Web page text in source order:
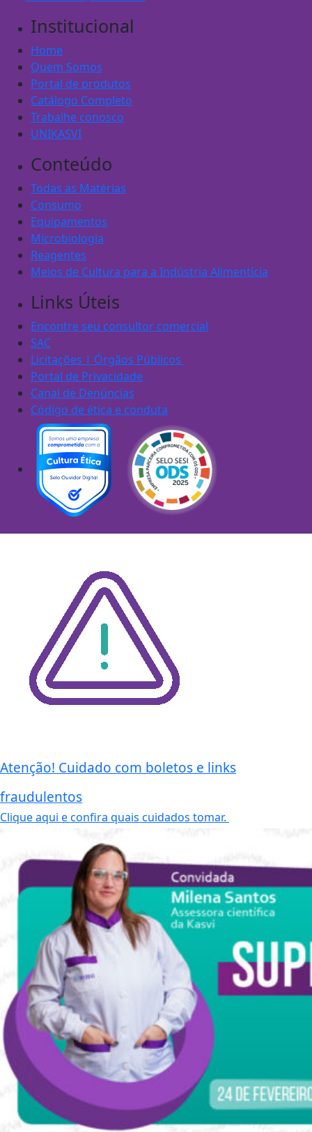
Institucional
Home
Quem Somos
Portal de produtos
Catálogo Completo
Trabalhe conosco
UNIKASVI
Conteúdo
Todas as Matérias
Consumo
Equipamentos
Microbiologia
Reagentes
Meios de Cultura para a Indústria Alimentícia
Links Úteis
Encontre seu consultor comercial
SAC
Licitações | Órgãos Públicos
Portal de Privacidade
Canal de Denúncias
Código de ética e conduta
Atenção! Cuidado com boletos e links
fraudulentos
Clique aqui e confira quais cuidados tomar.